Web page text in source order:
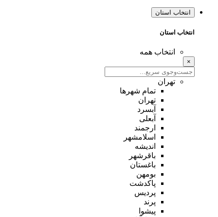
انتخاب استان
انتخاب استان
انتخاب همه
×
تهران
تمام شهر‌ها
تهران
آبسرد
آبعلی
ارجمند
اسلامشهر
اندیشه
باقرشهر
باغستان
بومهن
پاکدشت
پردیس
پرند
پیشوا